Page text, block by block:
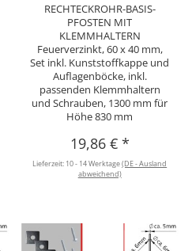
RECHTECKROHR-BASIS-
PFOSTEN MIT
KLEMMHALTERN
Feuerverzinkt, 60 x 40 mm,
Set inkl. Kunststoffkappe und
Auflagenböcke, inkl.
passenden Klemmhaltern
und Schrauben, 1300 mm für
Höhe 830 mm
19,86 € *
Lieferzeit: 10 - 14 Werktage(DE - Ausland
abweichend)